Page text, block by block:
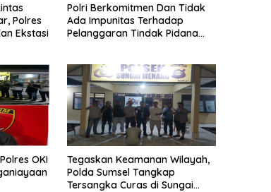
Polres
Ekstasi
Polri Berkomitmen Dan Tidak
Ada Impunitas Terhadap
Pelanggaran Tindak Pidana
OKI
Tegaskan Keamanan Wilayah,
Polda Sumsel Tangkap
Tersangka Curas di Sungai